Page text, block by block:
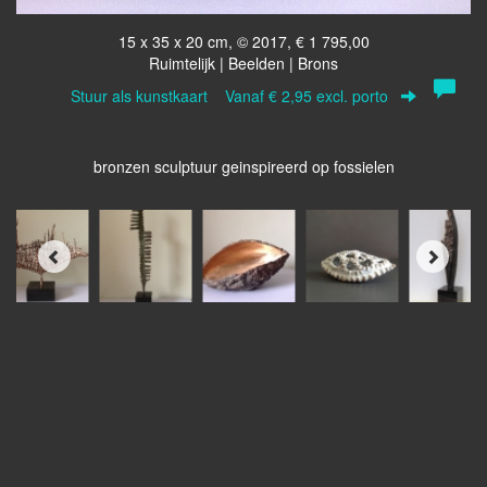
15 x 35 x 20 cm, © 2017, € 1 795,00
Ruimtelijk | Beelden | Brons
Stuur als kunstkaart Vanaf € 2,95 excl. porto
bronzen sculptuur geinspireerd op fossielen